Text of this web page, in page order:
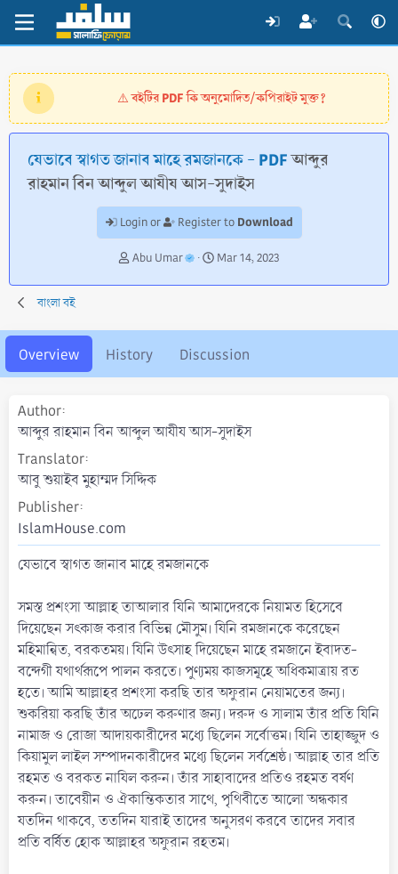
⚠️বইটির PDF কি অনুমোদিত/কপিরাইট মুক্ত?
যেভাবে স্বাগত জানাব মাহে রমজানকে - PDFআব্দুর
রাহমান বিন আব্দুল আযীয আস-সুদাইস
Login or Register to Download
A
t
Abu Umar
C
e
o
n
t
e
Mar 14, 2023
বাংলা বই
Overview History Discussion
Author
আব্দুর রাহমান বিন আব্দুল আযীয আস-সুদাইস
Translator
আবু শুয়াইব মুহাম্মদ সিদ্দিক
Publisher
IslamHouse.com
যেভাবে স্বাগত জানাব মাহে রমজানকে
সমস্ত প্রশংসা আল্লাহ তাআলার যিনি আমাদেরকে নিয়ামত হিসেবে
দিয়েছেন সৎকাজ করার বিভিন্ন মৌসুম। যিনি রমজানকে করেছেন
মহিমান্বিত, বরকতময়। যিনি উৎসাহ দিয়েছেন মাহে রমজানে ইবাদত-
বন্দেগী যথার্থরূপে পালন করতে। পুণ্যময় কাজসমূহে অধিকমাত্রায় রত
হতে। আমি আল্লাহর প্রশংসা করছি তার অফুরান নেয়ামতের জন্য।
শুকরিয়া করছি তাঁর অঢেল করুণার জন্য। দরুদ ও সালাম তাঁর প্রতি যিনি
নামাজ ও রোজা আদায়কারীদের মধ্যে ছিলেন সর্বোত্তম। যিনি তাহাজ্জুদ ও
কিয়ামুল লাইল সম্পাদনকারীদের মধ্যে ছিলেন সর্বশ্রেষ্ঠ। আল্লাহ তার প্রতি
রহমত ও বরকত নাযিল করুন। তাঁর সাহাবাদের প্রতিও রহমত বর্ষণ
করুন। তাবেয়ীন ও ঐকান্তিকতার সাথে, পৃথিবীতে আলো অন্ধকার
যতদিন থাকবে, ততদিন যারাই তাদের অনুসরণ করবে তাদের সবার
প্রতি বর্ষিত হোক আল্লাহর অফুরান রহতম।